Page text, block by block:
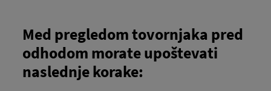
Med pregledom tovornjaka pred
odhodom morate upoštevati
naslednje korake: